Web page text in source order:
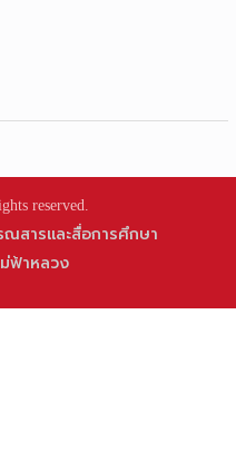
reserved.
สารและสื่อการศึกษา
ฟ้าหลวง